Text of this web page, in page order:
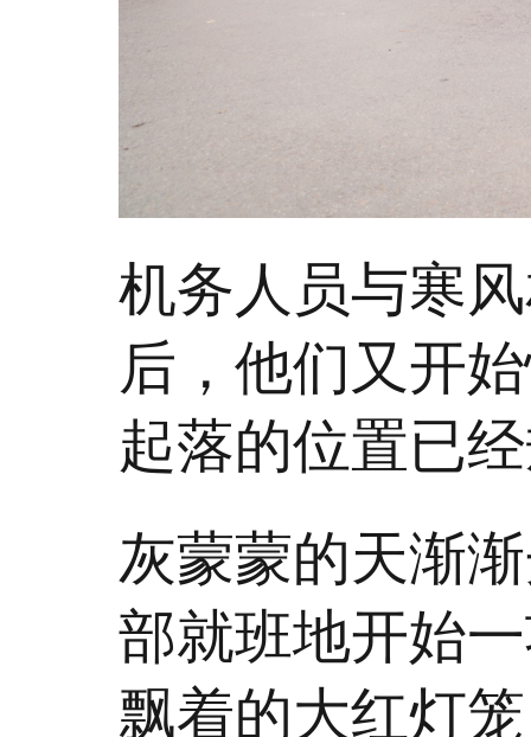
机务人员与寒
后，他们又开
起落的位置已
灰蒙蒙的天渐
部就班地开始
飘着的大红灯